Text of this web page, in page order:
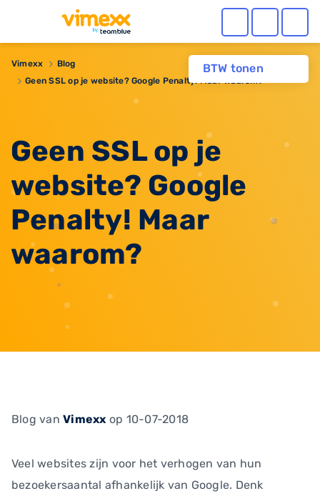
BTW tonen
Vimexx
Blog
Geen SSL op je website? Google Penalty! Maar waarom?
Geen SSL op je
website? Google
Penalty! Maar
waarom?
Blog vanVimexx op 10-07-2018
Veel websites zijn voor het verhogen van hun
bezoekersaantal afhankelijk van Google. Denk